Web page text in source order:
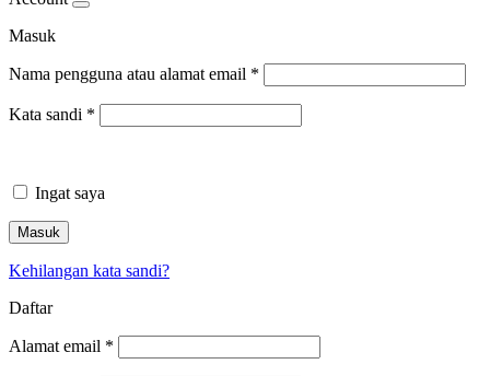
Masuk
Nama pengguna atau alamat email *
Kata sandi *
Ingat saya
Masuk
Kehilangan kata sandi?
Daftar
Alamat email *